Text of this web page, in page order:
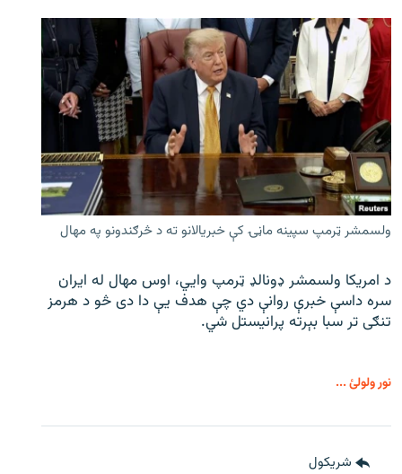
ولسمشر ټرمپ سپینه ماڼۍ کې خبریالانو ته د څرګندونو په مهال
د امریکا ولسمشر ډونالډ ټرمپ وایي، اوس مهال له ایران
سره داسې خبرې روانې دي چې هدف یې دا دی څو د هرمز
تنګی تر سبا بېرته پرانیستل شي.
نور ولولئ ...
شريکول